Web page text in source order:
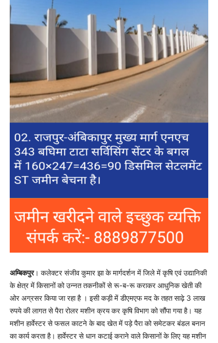
अम्बिकपुर। कलेक्टर संजीव कुमार झा के मार्गदर्शन में जिले में कृषि एवं उद्यानिकी
के क्षेत्र में किसानों को उन्नत तकनीकों से रू-ब-रू कराकर आधुनिक खेती की
ओर अग्रसर किया जा रहा है । इसी कड़ी में डीएमएफ मद के तहत साढ़े 3 लाख
रुपये की लागत से पैरा रोलर मशीन क्रय कर कृषि विभाग को सौंपा गया है। यह
मशीन हार्वेस्टर से फसल काटने के बाद खेत में पड़े पैरा को समेटकर बंडल बनान
का कार्य करता है। हार्वेस्टर से धान कटाई कराने वाले किसानों के लिए यह मशीन